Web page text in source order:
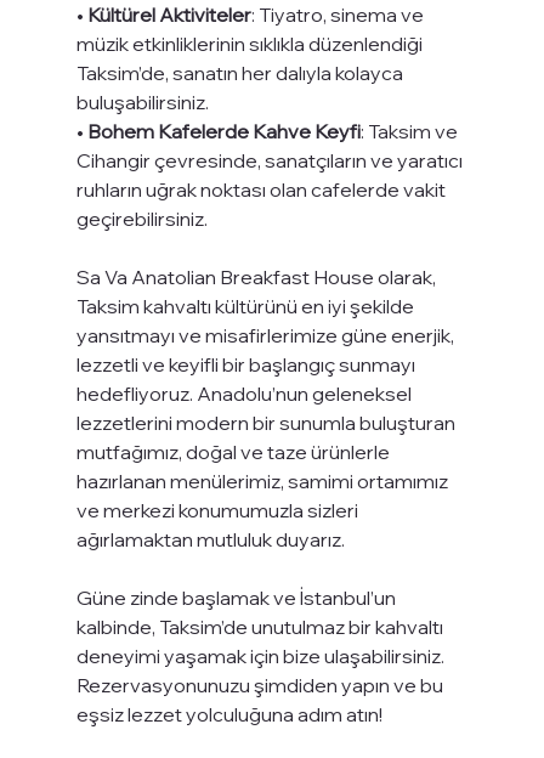
• Kültürel Aktiviteler: Tiyatro, sinema ve
müzik etkinliklerinin sıklıkla düzenlendiği
Taksim’de, sanatın her dalıyla kolayca
buluşabilirsiniz.
• Bohem Kafelerde Kahve Keyfi: Taksim ve
Cihangir çevresinde, sanatçıların ve yaratıcı
ruhların uğrak noktası olan cafelerde vakit
geçirebilirsiniz.
Sa Va Anatolian Breakfast House olarak,
Taksim kahvaltı kültürünü en iyi şekilde
yansıtmayı ve misafirlerimize güne enerjik,
lezzetli ve keyifli bir başlangıç sunmayı
hedefliyoruz. Anadolu’nun geleneksel
lezzetlerini modern bir sunumla buluşturan
mutfağımız, doğal ve taze ürünlerle
hazırlanan menülerimiz, samimi ortamımız
ve merkezi konumumuzla sizleri
ağırlamaktan mutluluk duyarız.
Güne zinde başlamak ve İstanbul’un
kalbinde, Taksim’de unutulmaz bir kahvaltı
deneyimi yaşamak için bize ulaşabilirsiniz.
Rezervasyonunuzu şimdiden yapın ve bu
eşsiz lezzet yolculuğuna adım atın!